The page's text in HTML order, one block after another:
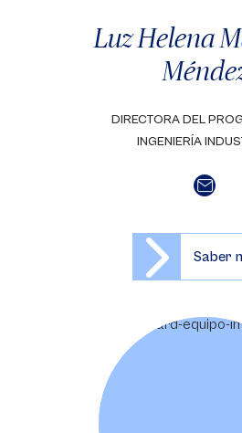
Luz Helena
DIRECTORA DEL
INGENIERÍA
Saber